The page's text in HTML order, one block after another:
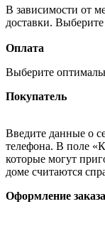
В зависимости от
доставки.
Оплата
Выберите
Покупатель
Введите данные о
телефона. В поле
которые могут
доме считаются
Оформление заказа